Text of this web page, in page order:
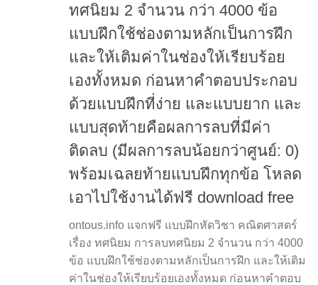
ทศนิยม 2 จำนวน กว่า 4000 ข้อ
แบบฝึกใช้ช่องตามหลักเป็นการฝึก
และให้เติมค่าในช่องให้เรียบร้อย
เองทั้งหมด ก่อนหาคำตอบประกอบ
ด้วยแบบฝึกที่ง่าย และแบบยาก และ
แบบสุดท้ายคือผลการลบที่มีค่า
ติดลบ (มีผลการลบน้อยกว่าศูนย์: 0)
พร้อมเฉลยท้ายแบบฝึกทุกข้อ โหลด
เอาไปใช้งานได้ฟรี download free
ontous.info แจกฟรี แบบฝึกหัดวิชา คณิตศาสตร์
เรื่อง ทศนิยม การลบทศนิยม 2 จำนวน กว่า 4000
ข้อ แบบฝึกใช้ช่องตามหลักเป็นการฝึก และให้เติม
ค่าในช่องให้เรียบร้อยเองทั้งหมด ก่อนหาคำตอบ